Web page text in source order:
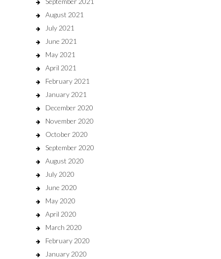
August 2021
July 2021
June 2021
May 2021
April 2021
February 2021
January 2021
December 2020
November 2020
October 2020
September 2020
August 2020
July 2020
June 2020
May 2020
April 2020
March 2020
February 2020
January 2020